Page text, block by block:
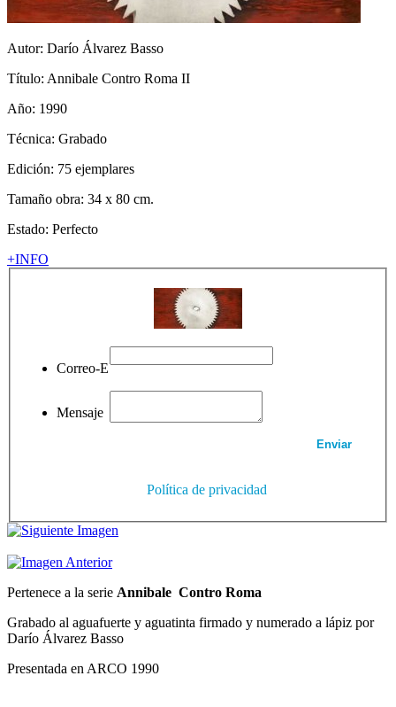
Autor: Darío Álvarez Basso
Título: Annibale Contro Roma II
Año: 1990
Técnica: Grabado
Edición: 75 ejemplares
Tamaño obra: 34 x 80 cm.
Estado: Perfecto
+INFO
Correo-E
Mensaje
Política de privacidad
Pertenece a la serie Annibale Contro Roma
Grabado al aguafuerte y aguatinta firmado y numerado a lápiz por
Darío Álvarez Basso
Presentada en ARCO 1990